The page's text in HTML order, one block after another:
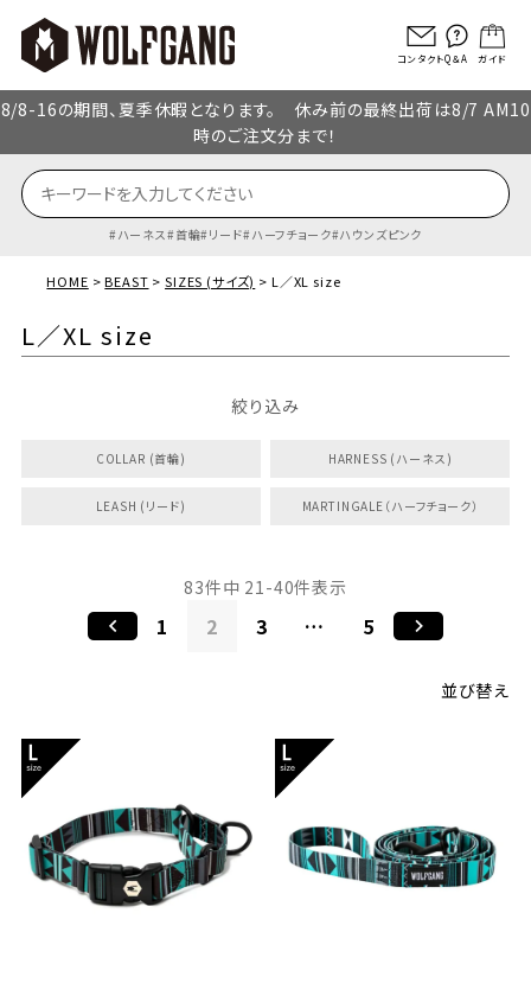
コンタクトQ＆A ガイド
8/8-16の期間、夏季休暇となります。 休み前の最終出荷は8/7 AM10
時のご注文分まで！
ハーネス 首輪 リード ハーフチョーク ハウンズピンク
HOME BEAST SIZES (サイズ) L／XL size
L／XL size
絞り込み
COLLAR (首輪) HARNESS (ハーネス)
LEASH (リード) MARTINGALE（ハーフチョーク）
並び替え
83件中 21-40件表示
1 2 3 … 5